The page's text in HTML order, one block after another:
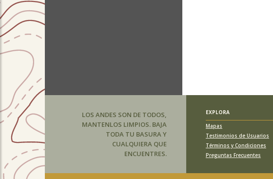
LOS ANDES SON DE TODOS,
MANTENLOS LIMPIOS. BAJA
TODA TU BASURA Y
CUALQUIERA QUE
ENCUENTRES.
EXPLORA
Mapas
Testimonios de Usuarios
Términos y Condiciones
Preguntas Frecuentes